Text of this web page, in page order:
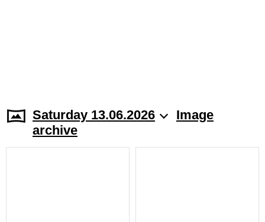
Saturday 13.06.2026
Image
archive